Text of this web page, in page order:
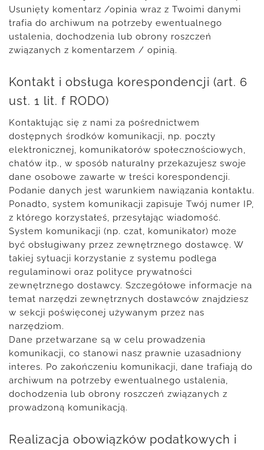
Usunięty komentarz /opinia wraz z Twoimi danymi
trafia do archiwum na potrzeby ewentualnego
ustalenia, dochodzenia lub obrony roszczeń
związanych z komentarzem / opinią.
Kontakt i obsługa korespondencji (art. 6
ust. 1 lit. f RODO)
Kontaktując się z nami za pośrednictwem
dostępnych środków komunikacji, np. poczty
elektronicznej, komunikatorów społecznościowych,
chatów itp., w sposób naturalny przekazujesz swoje
dane osobowe zawarte w treści korespondencji.
Podanie danych jest warunkiem nawiązania kontaktu.
Ponadto, system komunikacji zapisuje Twój numer IP,
z którego korzystałeś, przesyłając wiadomość.
System komunikacji (np. czat, komunikator) może
być obsługiwany przez zewnętrznego dostawcę. W
takiej sytuacji korzystanie z systemu podlega
regulaminowi oraz polityce prywatności
zewnętrznego dostawcy. Szczegółowe informacje na
temat narzędzi zewnętrznych dostawców znajdziesz
w sekcji poświęconej używanym przez nas
narzędziom.
Dane przetwarzane są w celu prowadzenia
komunikacji, co stanowi nasz prawnie uzasadniony
interes. Po zakończeniu komunikacji, dane trafiają do
archiwum na potrzeby ewentualnego ustalenia,
dochodzenia lub obrony roszczeń związanych z
prowadzoną komunikacją.
Realizacja obowiązków podatkowych i